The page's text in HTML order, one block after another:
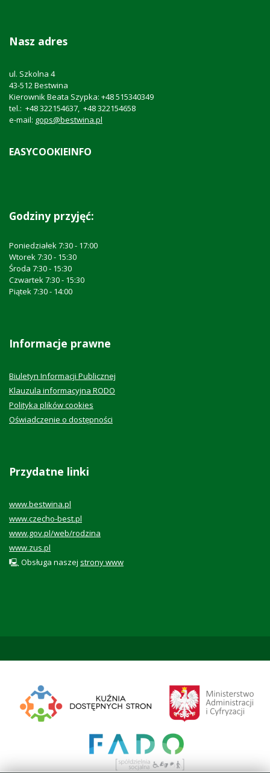
Nasz adres
ul. Szkolna 4
43-512 Bestwina
Kierownik Beata Szypka: +48 515340349
tel.: +48 322154637, +48 322154658
e-mail: gops@bestwina.pl
EASYCOOKIEINFO
Godziny przyjęć:
Poniedziałek 7:30 - 17:00
Wtorek 7:30 - 15:30
Środa 7:30 - 15:30
Czwartek 7:30 - 15:30
Piątek 7:30 - 14:00
Informacje prawne
Biuletyn Informacji Publicznej
Klauzula informacyjna RODO
Polityka plików cookies
Oświadczenie o dostępności
Przydatne linki
www.bestwina.pl
www.czecho-best.pl
www.gov.pl/web/rodzina
www.zus.pl
🖳 Obsługa naszej strony www